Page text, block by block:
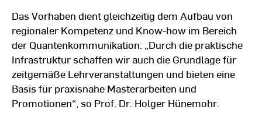
Das Vorhaben dient gleichzeitig dem Aufbau von
regionaler Kompetenz und Know-how im Bereich
der Quantenkommunikation: „Durch die praktische
Infrastruktur schaffen wir auch die Grundlage für
zeitgemäße Lehrveranstaltungen und bieten eine
Basis für praxisnahe Masterarbeiten und
Promotionen“, so Prof. Dr. Holger Hünemohr.